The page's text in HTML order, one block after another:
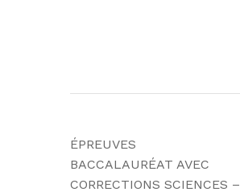
ÉPREUVES
BACCALAURÉAT AVEC
CORRECTIONS SCIENCES –